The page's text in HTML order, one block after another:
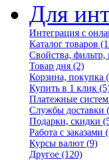
Для
Интеграция с
Каталог товаров
Свойства, фильтр,
Товар дня (2)
Корзина, покупка
Купить в 1 клик
Платежные
Службы доставки
Подарки, скидки
Работа с заказами
Курсы валют (9)
Другое (120)